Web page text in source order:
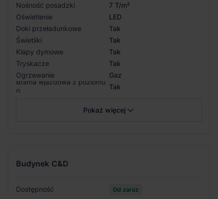
Nośność posadzki
7 T/m²
Oświetlenie
LED
Doki przeładunkowe
Tak
Świetliki
Tak
Klapy dymowe
Tak
Tryskacze
Tak
Ogrzewanie
Gaz
Brama wjazdowa z poziomu
0
Tak
Pokaż więcej
Budynek C&D
Dostępność Od zaraz